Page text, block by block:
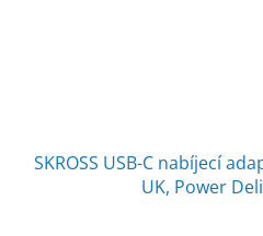
SKROSS USB-C nabíjecí
UK, Power